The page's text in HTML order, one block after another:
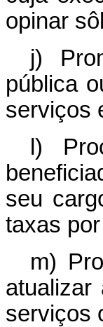
opinar
j)
pública
serviços
l)
seu
taxas
m)
atualizar
serviços